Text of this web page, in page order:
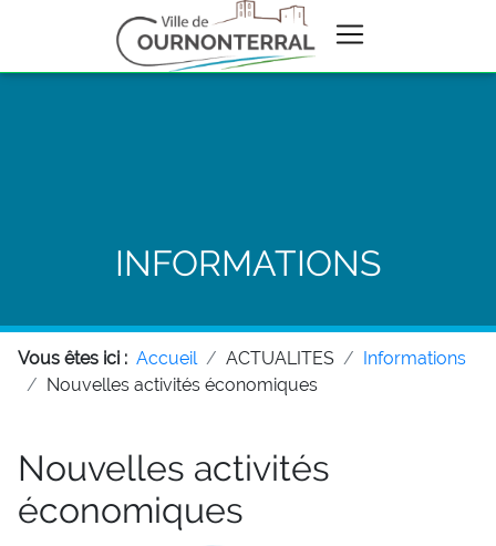
INFORMATIONS
Vous êtes ici : Accueil ACTUALITES
Informations
Nouvelles activités économiques
Nouvelles activités
économiques